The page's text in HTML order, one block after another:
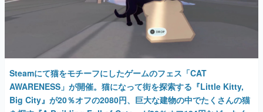
アプリレビュー
その他
電ファミニコゲーマーとは？
Steamにて猫をモチーフにしたゲームのフェス「CAT
AWARENESS」が開催。猫になって街を探索する『Little Kitty,
Big City』が20％オフの2080円、巨大な建物の中でたくさんの猫
を探す『A Building Full of Cats』が20％オフ184円など、たく
さんの猫ゲームがセール中
2024年8月12日 公開